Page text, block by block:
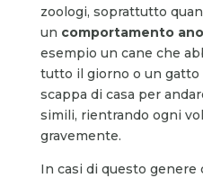
zoologi, soprattutto
un comportamento
esempio un cane che
tutto il giorno o un
scappa di casa per
simili, rientrando ogni
gravemente.
In casi di questo genere